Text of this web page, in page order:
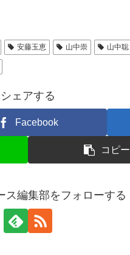
安藤玉恵 山中崇 山中聡
シェアする
Facebook
コピー
ス編集部をフォローする